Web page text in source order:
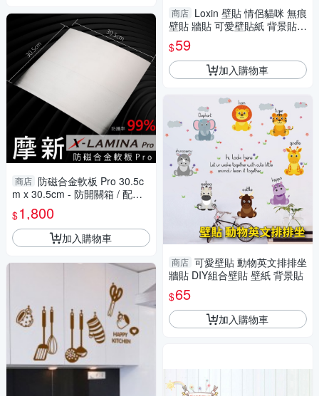
商店 防磁合金軟板 Pro 30.5c
m x 30.5cm - 防開關箱 / 配電
盤 / 家電 / 冰箱 / 冷氣室外機等
低頻電磁波
$1,800
加入購物車
商店 Loxin 壁貼 情侶貓咪 無痕
壁貼 牆貼 可愛壁貼紙 背景貼
壁紙
$59
加入購物車
商店 可愛壁貼 動物英文排排坐
牆貼 DIY組合壁貼 壁紙 背景貼
$65
加入購物車